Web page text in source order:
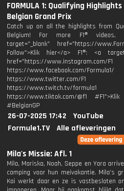
FORMULA 1: Qualifying
Belgian Grand Prix
Catch up on all the highlights from
Belgium! For more F1®
target="_blank" href="https://
Follow">Klik hier</a> F1®: <a
href="https://www.instagram.com/F1
https://www.facebook.com/Formula1/
https://www.twitter.com/F1
https://www.twitch.tv/formula1
https://www.tiktok.com/@f1
#BelgianGP
26-07-2025 17:42
YouTube
Formule1.TV
Alle afleveringen
Mila's Missie: Afl. 1
Mila, Mariska, Noah, Seppe en Yara
camping voor hun meivakantie. Mila's
Kai werkt daar en ze is vastbesloten